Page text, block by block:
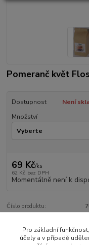
Pomeranč květ
Dostupnost
Není
Množství
69 Kč/ks
62 Kč bez DPH
Momentálně není k
Číslo produktu:
Zboží zařazeno v
Pro základní
účely a v případě